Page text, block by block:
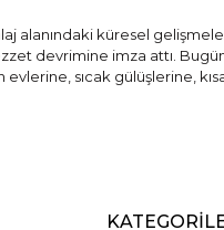
alanındaki küresel
devrimine imza attı.
sıcak gülüşlerine,